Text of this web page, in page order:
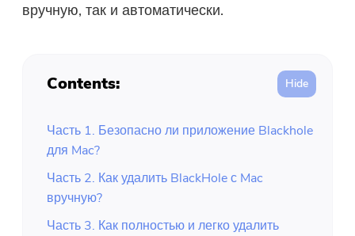
вручную, так и автоматически.
Contents:
Часть 1. Безопасно ли приложение Blackhole
для Mac?
Часть 2. Как удалить BlackHole с Mac
вручную?
Часть 3. Как полностью и легко удалить